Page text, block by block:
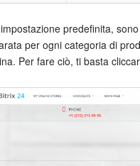
predefinita,
per ogni categoria di
Per fare ciò, ti basta